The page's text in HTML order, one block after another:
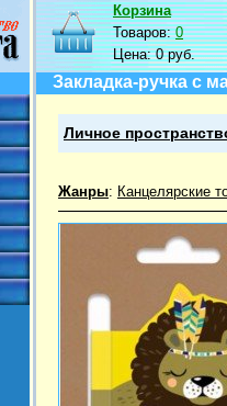
Корзина
Товаров:0
Цена:0 руб.
Закладка-ручка с
Личное
Жанры: Канцелярские